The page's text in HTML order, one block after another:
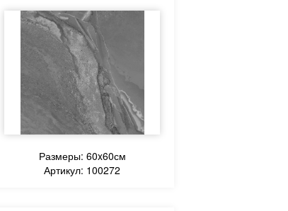
Размеры: 60x60см
Артикул: 100272